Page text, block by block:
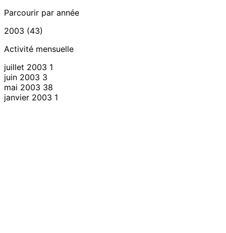
Parcourir par année
2003 (43)
Activité mensuelle
juillet 2003 1
juin 2003 3
mai 2003 38
janvier 2003 1